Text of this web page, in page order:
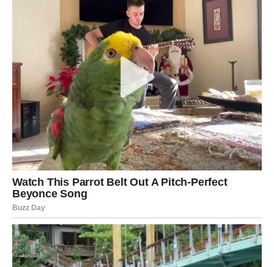
Jedna osoba sada zauzima posebno mjesto u vašem
Sudbina vam otvara vrata ljubavi
Pred vama su veoma posebni trenuci.
RIBE
Ribe ulaze u jedan od najnježnijih i najemotivnijih perioda
u posljednje vrijeme.
Ljubav, pažnja i osjećaj pripadnosti konačno postaju dio
vaše svakodnevice.